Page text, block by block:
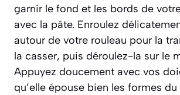
garnir le fond et les bords de
avec la pâte. Enroulez
autour de votre rouleau pour la
la casser, puis déroulez-la sur le
Appuyez doucement avec vos
qu’elle épouse bien les formes du